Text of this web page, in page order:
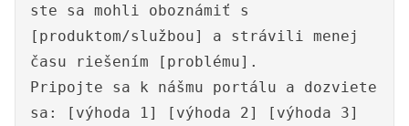
ste sa mohli oboznámiť s
[produktom/službou] a strávili menej
času riešením [problému].
Pripojte sa k nášmu portálu a dozviete
sa: [výhoda 1] [výhoda 2] [výhoda 3]